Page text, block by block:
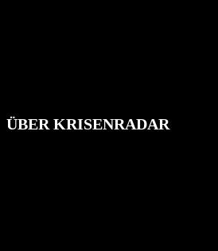
ÜBER KRISENRADAR